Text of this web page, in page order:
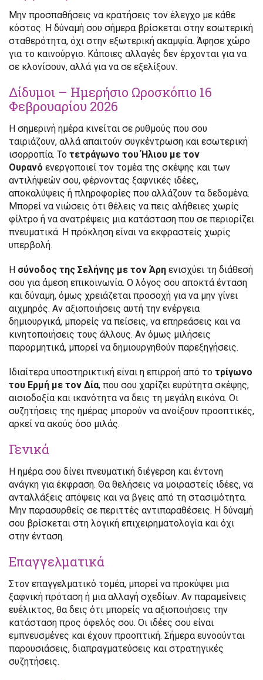
Μην προσπαθήσεις να κρατήσεις τον έλεγχο με κάθε
κόστος. Η δύναμή σου σήμερα βρίσκεται στην εσωτερική
σταθερότητα, όχι στην εξωτερική ακαμψία. Άφησε χώρο
για το καινούργιο. Κάποιες αλλαγές δεν έρχονται για να
σε κλονίσουν, αλλά για να σε εξελίξουν.
Δίδυμοι – Ημερήσιο Ωροσκόπιο 16
Φεβρουαρίου 2026
Η σημερινή ημέρα κινείται σε ρυθμούς που σου
ταιριάζουν, αλλά απαιτούν συγκέντρωση και εσωτερική
ισορροπία. Το τετράγωνο του Ήλιου με τον
Ουρανό ενεργοποιεί τον τομέα της σκέψης και των
αντιλήψεών σου, φέρνοντας ξαφνικές ιδέες,
αποκαλύψεις ή πληροφορίες που αλλάζουν τα δεδομένα.
Μπορεί να νιώσεις ότι θέλεις να πεις αλήθειες χωρίς
φίλτρο ή να ανατρέψεις μια κατάσταση που σε περιορίζει
πνευματικά. Η πρόκληση είναι να εκφραστείς χωρίς
υπερβολή.
Η σύνοδος της Σελήνης με τον Άρη ενισχύει τη διάθεσή
σου για άμεση επικοινωνία. Ο λόγος σου αποκτά ένταση
και δύναμη, όμως χρειάζεται προσοχή για να μην γίνει
αιχμηρός. Αν αξιοποιήσεις αυτή την ενέργεια
δημιουργικά, μπορείς να πείσεις, να επηρεάσεις και να
κινητοποιήσεις τους άλλους. Αν όμως μιλήσεις
παρορμητικά, μπορεί να δημιουργηθούν παρεξηγήσεις.
Ιδιαίτερα υποστηρικτική είναι η επιρροή από το τρίγωνο
του Ερμή με τον Δία, που σου χαρίζει ευρύτητα σκέψης,
αισιοδοξία και ικανότητα να δεις τη μεγάλη εικόνα. Οι
συζητήσεις της ημέρας μπορούν να ανοίξουν προοπτικές,
αρκεί να ακούς όσο μιλάς.
Γενικά
Η ημέρα σου δίνει πνευματική διέγερση και έντονη
ανάγκη για έκφραση. Θα θελήσεις να μοιραστείς ιδέες, να
ανταλλάξεις απόψεις και να βγεις από τη στασιμότητα.
Μην παρασυρθείς σε περιττές αντιπαραθέσεις. Η δύναμή
σου βρίσκεται στη λογική επιχειρηματολογία και όχι
στην ένταση.
Επαγγελματικά
Στον επαγγελματικό τομέα, μπορεί να προκύψει μια
ξαφνική πρόταση ή μια αλλαγή σχεδίων. Αν παραμείνεις
ευέλικτος, θα δεις ότι μπορείς να αξιοποιήσεις την
κατάσταση προς όφελός σου. Οι ιδέες σου είναι
εμπνευσμένες και έχουν προοπτική. Σήμερα ευνοούνται
παρουσιάσεις, διαπραγματεύσεις και στρατηγικές
συζητήσεις.